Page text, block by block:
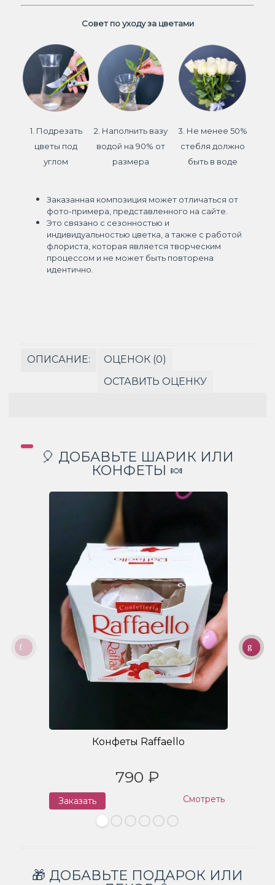
Совет по уходу за цветами
1. Подрезать
цветы под
углом
2. Наполнить вазу
водой на 90% от
размера
3. Не менее 50%
стебля должно
быть в воде
Заказанная композиция может отличаться от
фото-примера, представленного на сайте.
Это связано с сезонностью и
индивидуальностью цветка, а также с работой
флориста, которая является творческим
процессом и не может быть повторена
идентично.
ОПИСАНИЕ:
ОЦЕНОК (0)
ОСТАВИТЬ ОЦЕНКУ
🎈 ДОБАВЬТЕ ШАРИК ИЛИ
КОНФЕТЫ 🍬
Конфеты Raffaello
790 ₽
Заказать Смотреть
🎁 ДОБАВЬТЕ ПОДАРОК ИЛИ